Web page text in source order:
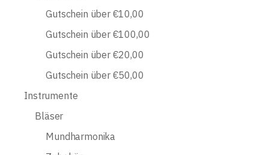
Gutschein über €10,00
Gutschein über €100,00
Gutschein über €20,00
Gutschein über €50,00
Instrumente
Bläser
Mundharmonika